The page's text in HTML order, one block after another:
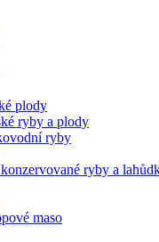
plody
ryby a plody
ryby
ryby a
maso